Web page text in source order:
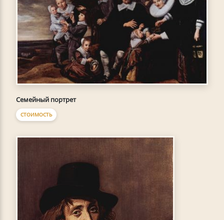
Семейный портрет
СТОИМОСТЬ